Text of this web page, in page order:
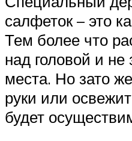
салфеток – это
Тем более что
над головой и не
места. Но зато
руки или
будет